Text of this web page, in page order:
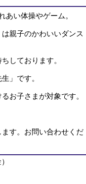
あい体操やゲーム。
親子のかわいいダンス
しております。
」です。
お子さまが対象です。
す。お問い合わせくだ
金）